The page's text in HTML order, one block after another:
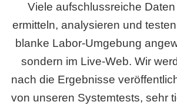
Viele aufschlussreiche
ermitteln, analysieren und
blanke Labor-Umgebung
sondern im Live-Web. Wir
nach die Ergebnisse
von unseren Systemtests, sehr